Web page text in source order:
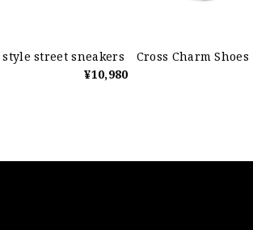
style street sneakers
¥10,980
Cross Charm Shoes